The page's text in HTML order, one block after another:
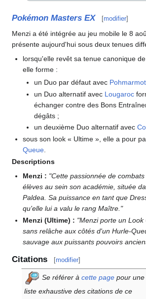
Pokémon Masters EX [modifier]
Menzi a été intégrée au jeu mobile le 8
présente aujourd'hui sous deux tenues
lorsqu'elle revêt sa tenue canonique
elle forme :
un Duo par défaut avec
un Duo alternatif avec Lougaroc
échanger contre des Bons
dégâts ;
un deuxième Duo alternatif avec
sous son look « Ultime », elle a pour
Queue
Descriptions
Menzi : "Cette passionnée de
élèves au sein son académie, située
Paldea. Sa puissance en tant que
qu'elle lui a valu le rang Maître."
Menzi (Ultime) : "Menzi porte un
sans relâche aux côtés d'un Hurle-
sauvage aux puissants pouvoirs
Citations [modifier]
Se référer à cette page pour une
liste exhaustive des citations de ce